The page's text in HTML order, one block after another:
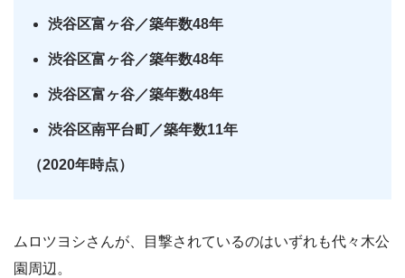
渋谷区富ヶ谷／築年数48年
渋谷区富ヶ谷／築年数48年
渋谷区富ヶ谷／築年数48年
渋谷区南平台町／築年数11年
（2020年時点）
ムロツヨシさんが、目撃されているのはいずれも代々木公
園周辺。